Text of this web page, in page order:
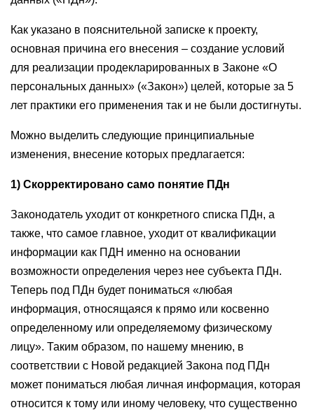
Как указано в пояснительной записке к проекту,
основная причина его внесения – создание условий
для реализации продекларированных в Законе «О
персональных данных» («Закон») целей, которые за 5
лет практики его применения так и не были достигнуты.
Можно выделить следующие принципиальные
изменения, внесение которых предлагается:
1) Скорректировано само понятие ПДн
Законодатель уходит от конкретного списка ПДн, а
также, что самое главное, уходит от квалификации
информации как ПДН именно на основании
возможности определения через нее субъекта ПДн.
Теперь под ПДн будет пониматься «любая
информация, относящаяся к прямо или косвенно
определенному или определяемому физическому
лицу». Таким образом, по нашему мнению, в
соответствии с Новой редакцией Закона под ПДн
может пониматься любая личная информация, которая
относится к тому или иному человеку, что существенно